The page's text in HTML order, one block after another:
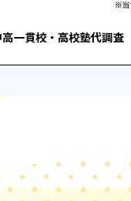
高一貫校・高校塾代調査